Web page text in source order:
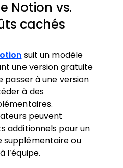
Notion vs.
cachés
suit un modèle
une version gratuite
passer à une version
à des
peuvent
additionnels pour un
supplémentaire ou
l’équipe.